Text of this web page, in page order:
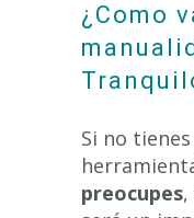
¿Como
Si no
preocupes